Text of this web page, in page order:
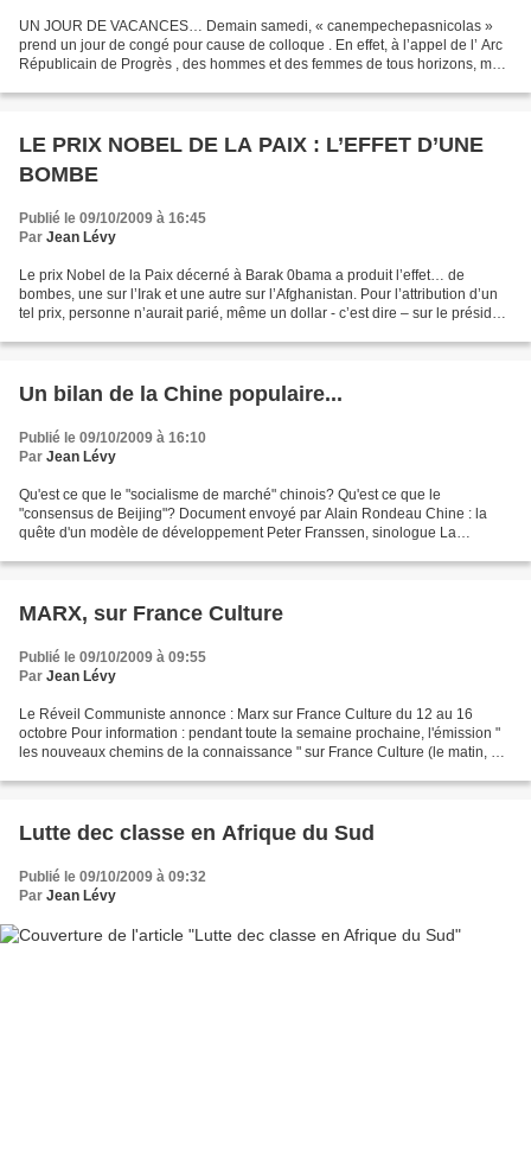
UN JOUR DE VACANCES… Demain samedi, « canempechepasnicolas »
prend un jour de congé pour cause de colloque . En effet, à l’appel de l’ Arc
Républicain de Progrès , des hommes et des femmes de tous horizons, mais
LE PRIX NOBEL DE LA PAIX : L’EFFET D’UNE
BOMBE
Publié le 09/10/2009 à 16:45
Par Jean Lévy
Le prix Nobel de la Paix décerné à Barak 0bama a produit l’effet… de
bombes, une sur l’Irak et une autre sur l’Afghanistan. Pour l’attribution d’un
tel prix, personne n’aurait parié, même un dollar - c’est dire – sur le président
Un bilan de la Chine populaire...
Publié le 09/10/2009 à 16:10
Par Jean Lévy
Qu'est ce que le "socialisme de marché" chinois? Qu'est ce que le
"consensus de Beijing"? Document envoyé par Alain Rondeau Chine : la
quête d'un modèle de développement Peter Franssen, sinologue La
MARX, sur France Culture
Publié le 09/10/2009 à 09:55
Par Jean Lévy
Le Réveil Communiste annonce : Marx sur France Culture du 12 au 16
octobre Pour information : pendant toute la semaine prochaine, l'émission "
les nouveaux chemins de la connaissance " sur France Culture (le matin, de
Lutte dec classe en Afrique du Sud
Publié le 09/10/2009 à 09:32
Par Jean Lévy